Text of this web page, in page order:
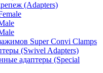
(Adapters)
Super Convi Clamps
(Swivel Adapters)
адаптеры (Special